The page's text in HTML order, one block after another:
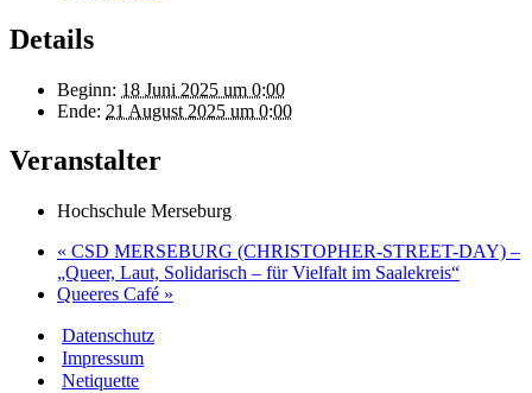
Details
Beginn: 18 Juni 2025 um 0:00
Ende: 21 August 2025 um 0:00
Veranstalter
Hochschule Merseburg
« CSD MERSEBURG (CHRISTOPHER-STREET-DAY) –
„Queer, Laut, Solidarisch – für Vielfalt im Saalekreis“
Queeres Café »
Datenschutz
Impressum
Netiquette